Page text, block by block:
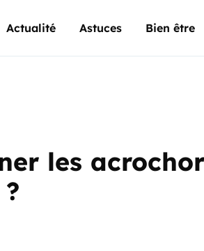
Actualité Astuces Bien être
les